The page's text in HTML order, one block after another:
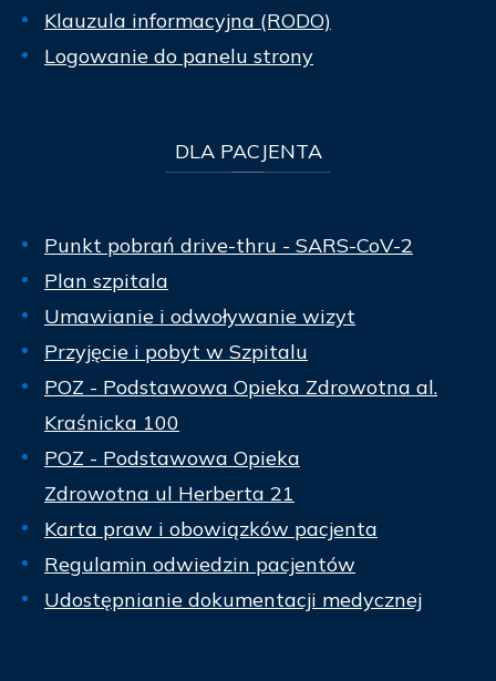
Klauzula informacyjna (RODO)
Logowanie do panelu strony
DLAPACJENTA
Punkt pobrań drive-thru - SARS-CoV-2
Plan szpitala
Umawianie i odwoływanie wizyt
Przyjęcie i pobyt w Szpitalu
POZ - Podstawowa Opieka Zdrowotna al.
Kraśnicka 100
POZ - Podstawowa Opieka
Zdrowotna ul Herberta 21
Karta praw i obowiązków pacjenta
Regulamin odwiedzin pacjentów
Udostępnianie dokumentacji medycznej